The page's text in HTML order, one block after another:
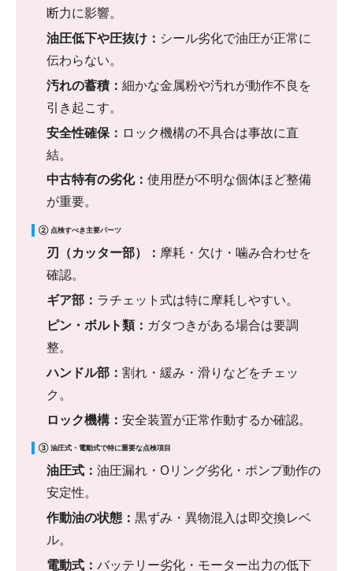
断力に影響。
油圧低下や圧抜け： シール劣化で油圧が正常に
伝わらない。
汚れの蓄積： 細かな金属粉や汚れが動作不良を
引き起こす。
安全性確保： ロック機構の不具合は事故に直
結。
中古特有の劣化： 使用歴が不明な個体ほど整備
が重要。
② 点検すべき主要パーツ
刃（カッター部）： 摩耗・欠け・噛み合わせを
確認。
ギア部： ラチェット式は特に摩耗しやすい。
ピン・ボルト類： ガタつきがある場合は要調
整。
ハンドル部： 割れ・緩み・滑りなどをチェッ
ク。
ロック機構： 安全装置が正常作動するか確認。
③ 油圧式・電動式で特に重要な点検項目
油圧式： 油圧漏れ・Oリング劣化・ポンプ動作の
安定性。
作動油の状態： 黒ずみ・異物混入は即交換レベ
ル。
電動式： バッテリー劣化・モーター出力の低下